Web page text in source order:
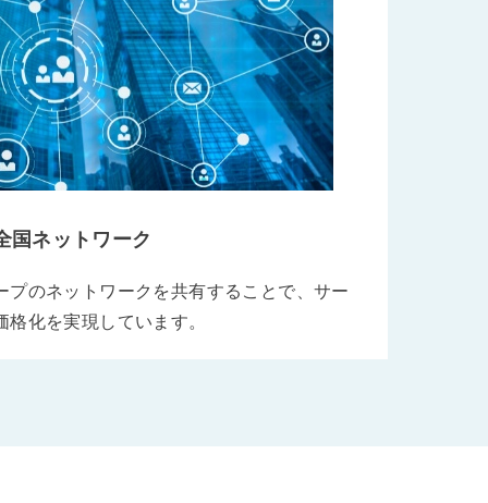
国ネットワーク
プのネットワークを共有することで、サー
化を実現しています。